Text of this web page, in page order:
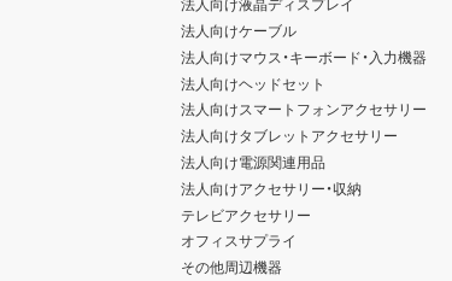
法人向けケーブル
法人向けマウス・キーボード・入力機器
法人向けヘッドセット
法人向けスマートフォンアクセサリー
法人向けタブレットアクセサリー
法人向け電源関連用品
法人向けアクセサリー・収納
テレビアクセサリー
オフィスサプライ
その他周辺機器